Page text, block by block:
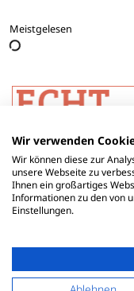
Meistgelesen
Wir verwenden
Wir können diese zur
unsere Webseite zu
Ihnen ein großartiges
Informationen zu den von
Einstellungen.